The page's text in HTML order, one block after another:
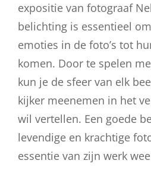
expositie van fotograaf
belichting is essentieel
emoties in de foto’s tot
komen. Door te spelen
kun je de sfeer van elk
kijker meenemen in het
wil vertellen. Een goede
levendige en krachtige
essentie van zijn werk